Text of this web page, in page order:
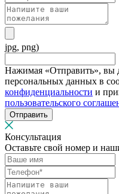
jpg, png)
Нажимая «Отправить», вы
персональных данных в
конфиденциальности и
пользовательского
Отправить
Консультация
Оставьте свой номер и